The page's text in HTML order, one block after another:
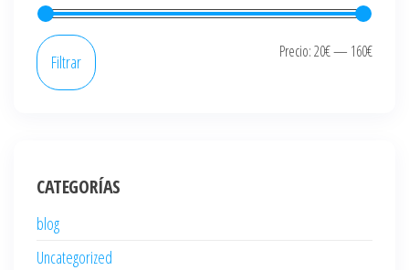
Precio
Precio
Filtrar Precio:20€— 160€
CATEGORÍAS
blog
Uncategorized